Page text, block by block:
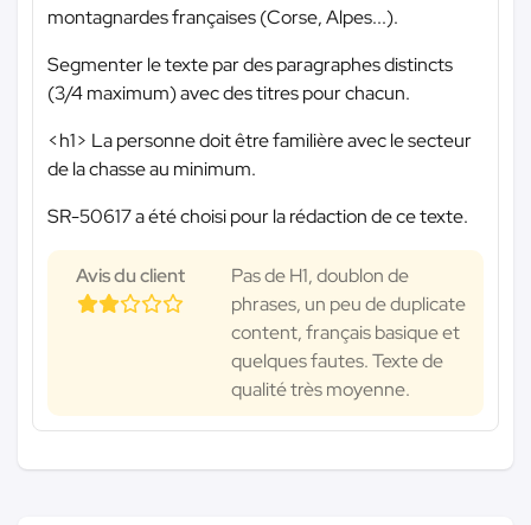
montagnardes françaises (Corse, Alpes...).
Segmenter le texte par des paragraphes distincts
(3/4 maximum) avec des titres pour chacun.
<h1> La personne doit être familière avec le secteur
de la chasse au minimum.
SR-50617 a été choisi pour la rédaction de ce texte.
Avis du client
Pas de H1, doublon de
phrases, un peu de duplicate
content, français basique et
quelques fautes. Texte de
qualité très moyenne.